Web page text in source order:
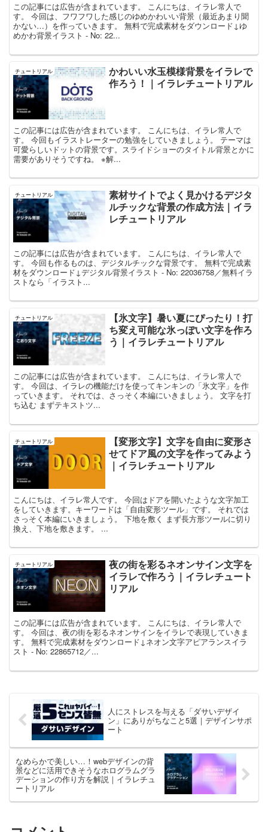
この記事には広告が含まれています。 こんにちは、イラレ常人で
す。 今回は、フワフワした感じのゆめかわいい背景（最近あまり聞
かない…）を作っていきます。 無料で完成素材をダウンロード↓ゆ
めかわ背景イラスト - No: 22...
チュートリアル
かわいい水玉模様背景をイラレで
作ろう！｜イラレチュートリアル
この記事には広告が含まれています。 こんにちは、イラレ常人で
す。 今回もイラストレーターの勉強をしていきましょう。 テーマは
可愛らしいドットの背景です。スライドショーのタイトル背景とかに
需要がありそうですね。 ※解...
チュートリアル
素材サイトでよく見かけるデジタ
ルチックな背景の作成方法｜イラ
レチュートリアル
この記事には広告が含まれています。 こんにちは、イラレ常人で
す。 今回も作るものは、デジタルチックな背景です。 無料で完成素
材をダウンロード↓デジタル背景イラスト - No: 22036758／無料イラ
ストなら「イラスト...
チュートリアル
【氷文字】暑い夏にぴったり！打
ち変え可能な氷っぽい文字を作ろ
う｜イラレチュートリアル
この記事には広告が含まれています。 こんにちは、イラレ常人で
す。 今回は、イラレの機能だけを使ってキンキンの「氷文字」を作
っていきます。 それでは、さっそく本編にいきましょう。 文字を打
ち込む まずテキストツ...
チュートリアル
【変形文字】文字を自由に変形さ
せてドア風の文字を作ってみよう
｜イラレチュートリアル
こんにちは、イラレ常人です。 今回はドアを開いたような文字加工
をしていきます。キーワードは「自由変形ツール」です。 それでは
さっそく本編にいきましょう。 下地を敷く まず長方形ツールに切り
換え、下地を敷きます。 ...
チュートリアル
夜の街を彩るネオンサイン文字を
イラレで作ろう｜イラレチュート
リアル
この記事には広告が含まれています。 こんにちは、イラレ常人で
す。 今回は、夜の街を彩るネオンサインをイラレで表現していきま
す。 無料で完成素材をダウンロード↓ネオン文字アピアランスイラ
スト - No: 22865712／...
人にストレスを与える「ダサいデザイ
ン」にありがちなこと5選｜デザインサポ
ート
なめらかで美しい…！webデザインの背
景などに活用できそうなホログラムグラ
デーションの作り方を解説｜イラレチュ
ートリアル